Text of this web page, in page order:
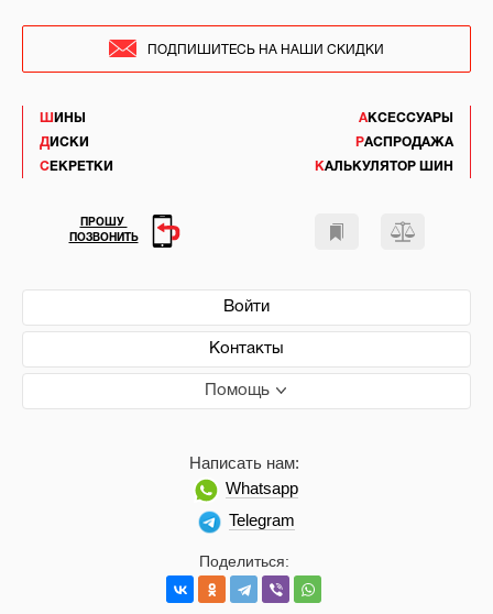
ШИНЫ
ДИСКИ
СЕКРЕТКИ
АКСЕССУАРЫ
РАСПРОДАЖА
КАЛЬКУЛЯТОР ШИН
Войти
Контакты
Помощь
Поделиться:
Написать нам:
Whatsapp
Telegram
ПОДПИШИТЕСЬ НА НАШИ СКИДКИ
ПРОШУ
ПОЗВОНИТЬ